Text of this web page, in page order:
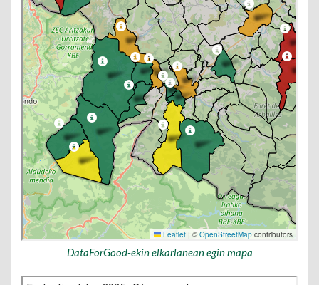
DataForGood-ekin elkarlanean egin mapa